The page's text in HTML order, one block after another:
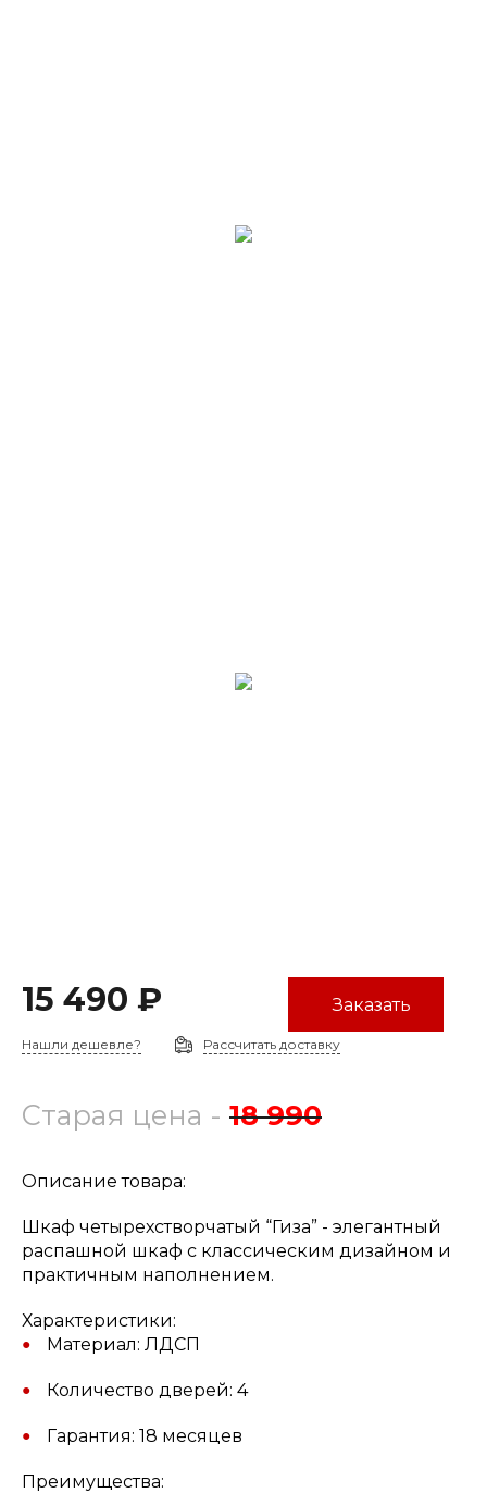
15 490 ₽ Заказать
Нашли дешевле? Рассчитать доставку
Старая цена - 18 990
Описание товара:
Шкаф четырехстворчатый “Гиза” - элегантный
распашной шкаф с классическим дизайном и
практичным наполнением.
Характеристики:
Материал: ЛДСП
Количество дверей: 4
Гарантия: 18 месяцев
Преимущества: